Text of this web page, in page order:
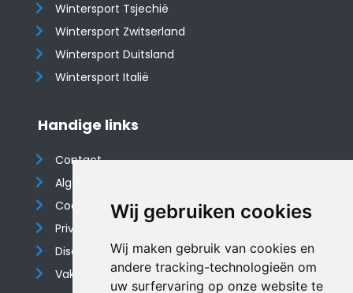
Wij gebruiken cookies
Wij maken gebruik van cookies en
andere tracking-technologieën om
uw surfervaring op onze website te
Wintersport Tsjechië
Wintersport Zwitserland
Wintersport Duitsland
Wintersport Italië
Handige links
Contact
Algemene voorwaarden
Cookieverklaring
Privacyverklaring
Disclaimer
Vakantiehuis website